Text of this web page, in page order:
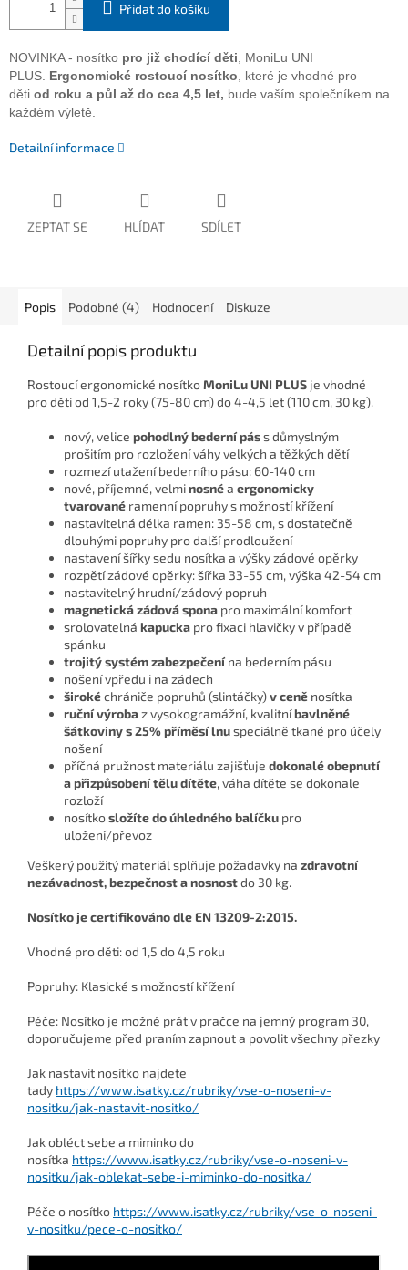
Přidat do košíku
NOVINKA - nosítko pro již chodící děti, MoniLu UNI
PLUS. Ergonomické rostoucí nosítko, které je vhodné pro
děti od roku a půl až do cca 4,5 let, bude vaším společníkem na
každém výletě.
Detailní informace
ZEPTAT SE HLÍDAT SDÍLET
Popis Podobné (4) Hodnocení Diskuze
Detailní popis produktu
Rostoucí ergonomické nosítkoMoniLu UNI PLUS je vhodné
pro děti od 1,5-2 roky (75-80 cm) do 4-4,5 let (110 cm, 30 kg).
nový, velice pohodlný bederní páss důmyslným
prošitím pro rozložení váhy velkých a těžkých dětí
rozmezí utažení bederního pásu: 60-140 cm
nové, příjemné, velminosnéa ergonomicky
tvarované ramenní popruhy s možností křížení
nastavitelná délka ramen: 35-58 cm, s dostatečně
dlouhými popruhy pro další prodloužení
nastavení šířky sedu nosítka a výšky zádové opěrky
rozpětí zádové opěrky: šířka 33-55 cm, výška 42-54 cm
nastavitelný hrudní/zádový popruh
magnetická zádová spona pro maximální komfort
srolovatelná kapucka pro fixaci hlavičky v případě
spánku
trojitý systém zabezpečení na bederním pásu
nošení vpředu i na zádech
širokéchrániče popruhů (slintáčky)v ceně nosítka
ruční výrobaz vysokogramážní, kvalitníbavlněné
šátkoviny s 25% příměsí lnuspeciálně tkané pro účely
nošení
příčná pružnost materiálu zajišťuje dokonalé obepnutí
a přizpůsobení tělu dítěte, váha dítěte se dokonale
rozloží
nosítkosložíte do úhledného balíčku pro
uložení/převoz
Veškerý použitý materiál splňuje požadavky na zdravotní
nezávadnost, bezpečnost a nosnostdo 30 kg.
Nosítko je certifikováno dle EN 13209-2:2015.
Vhodné pro děti: od 1,5 do 4,5 roku
Popruhy: Klasické s možností křížení
Péče: Nosítko je možné prát v pračce na jemný program 30,
doporučujeme před praním zapnout a povolit všechny přezky
Jak nastavit nosítko najdete
tady https://www.isatky.cz/rubriky/vse-o-noseni-v-
nositku/jak-nastavit-nositko/
Jak obléct sebe a miminko do
nosítka https://www.isatky.cz/rubriky/vse-o-noseni-v-
nositku/jak-oblekat-sebe-i-miminko-do-nositka/
Péče o nosítko https://www.isatky.cz/rubriky/vse-o-noseni-
v-nositku/pece-o-nositko/